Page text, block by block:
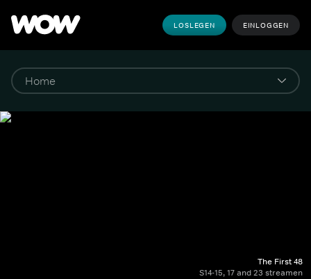
LOSLEGEN EINLOGGEN
The First 48
S14-15, 17 and 23 streamen